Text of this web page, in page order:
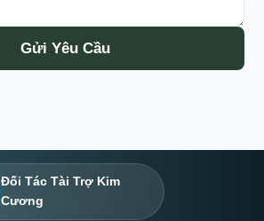
Gửi Yêu Cầu
Đối Tác Tài Trợ Kim
Cương